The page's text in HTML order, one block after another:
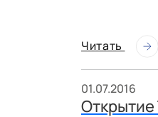
Читать
01.07.2016